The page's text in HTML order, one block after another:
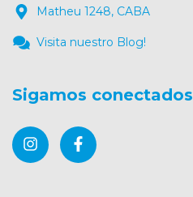
Matheu 1248, CABA
Visita nuestro Blog!
Sigamos conectados